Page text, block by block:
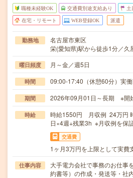
職種未経験OK 交通費別途支給あり 土
在宅・リモート WEB登録OK 派遣
勤務地
名古屋市東区
栄(愛知県)駅から徒歩1分／久
曜日頻度 月～金／週5日
時間 09:00-17:40（休憩60分）実
期間 2026年09月01日～長期 ※開
時給
時給1550円 月収例 24万円
日×4週+残業3h ※月収例を保
交通費
1ヶ月3万円を上限として実費
仕事内容
大手電力会社で事務のお仕事
約書等）の作成・発送等・社